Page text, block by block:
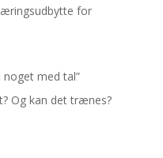
for
noget med tal”
Og kan det trænes?